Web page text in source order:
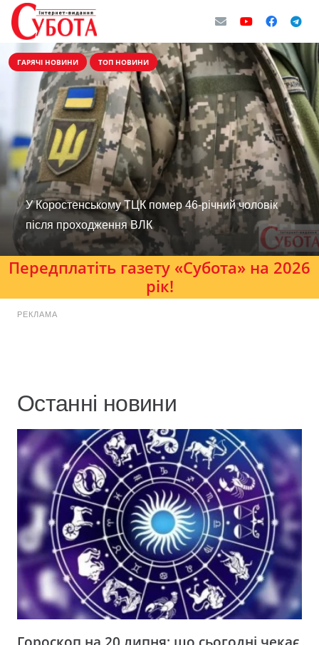
ГАРЯЧІ НОВИНИ ТОП НОВИНИ
У Коростенському ТЦК помер 46-річний чоловік
після проходження ВЛК
Передплатіть газету «Субота» на 2026
рік!
РЕКЛАМА
Останні новини